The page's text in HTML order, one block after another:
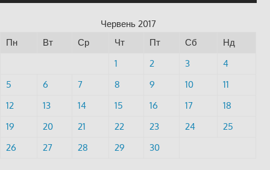
Червень 2017
Пн
Вт Ср Чт Пт Сб
Нд
1
2 3
4
5
6 7 8 9 10
11
12
13 14 15 16 17
18
19
20 21 22 23 24
25
26
27 28 29 30